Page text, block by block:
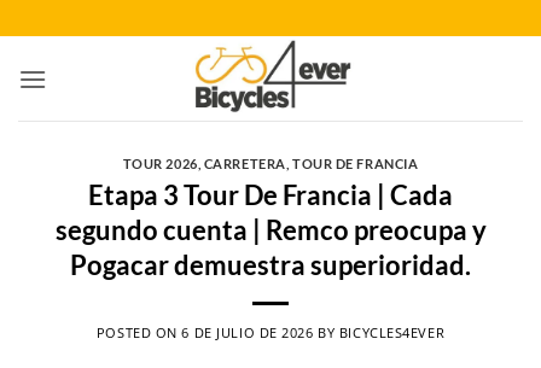
al
contenido
TOUR 2026 CARRETERA TOUR DE FRANCIA
Etapa 3 Tour De Francia | Cada
segundo cuenta | Remco preocupa y
Pogacar demuestra superioridad.
POSTED ON6 DE JULIO DE 2026 BY BICYCLES4EVER